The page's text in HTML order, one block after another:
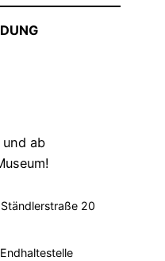
ab
20
Endhaltestelle